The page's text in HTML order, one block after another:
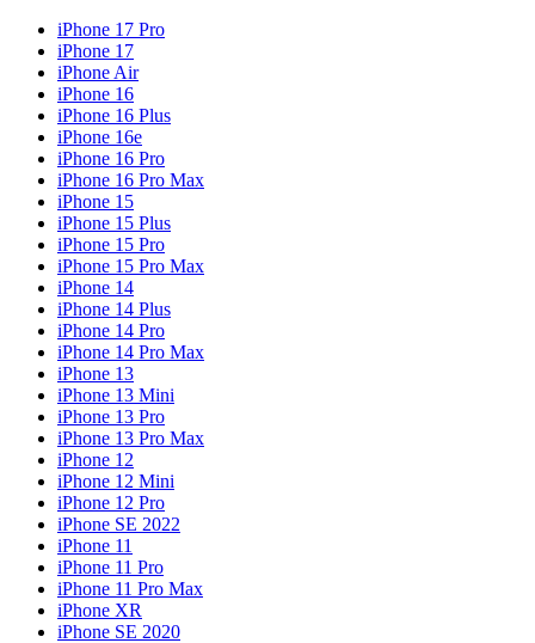
iPhone 17 Pro
iPhone 17
iPhone Air
iPhone 16
iPhone 16 Plus
iPhone 16e
iPhone 16 Pro
iPhone 16 Pro Max
iPhone 15
iPhone 15 Plus
iPhone 15 Pro
iPhone 15 Pro Max
iPhone 14
iPhone 14 Plus
iPhone 14 Pro
iPhone 14 Pro Max
iPhone 13
iPhone 13 Mini
iPhone 13 Pro
iPhone 13 Pro Max
iPhone 12
iPhone 12 Mini
iPhone 12 Pro
iPhone SE 2022
iPhone 11
iPhone 11 Pro
iPhone 11 Pro Max
iPhone XR
iPhone SE 2020